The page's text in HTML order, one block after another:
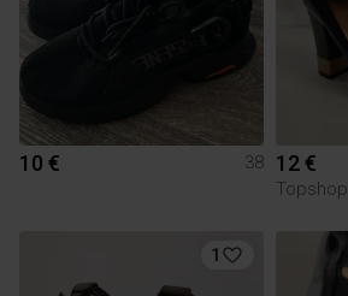
10 € 38 12 €
Topshop
1